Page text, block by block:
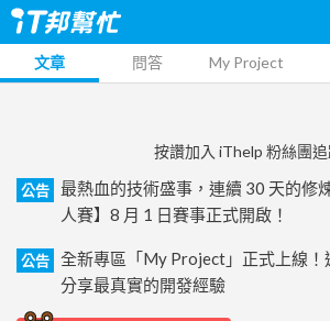
文章 問答 My Project
按讚加入 iThelp 粉絲團
公告
最熱血的技術盛事，連續 30 天的修
人賽】8 月 1 日賽事正式開啟！
公告
全新專區「My Project」正式上線！
分享最真實的開發經驗